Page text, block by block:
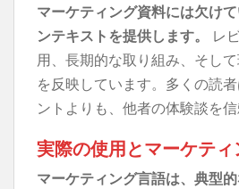
マーケティング資料には欠け
ンテキストを提供します。
レ
用、長期的な取り組み、そし
を反映しています。多くの読
ントよりも、他者の体験談を信
実際の使用とマーケテ
マーケティング言語は、典型